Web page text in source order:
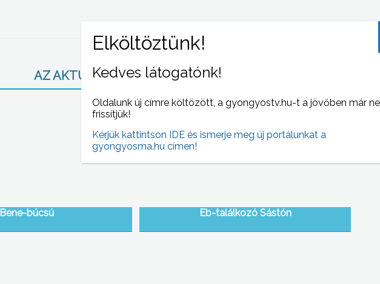
AZ AKTUÁLIS NAPI HÍREI
Bene-búcsú Eb-találkozó Sástón
Kedves látogatónk!
Oldalunk új címre költözött, a gyongyostv.hu-t a jövőben már
frissítjük!
Kérjük kattintson IDE és ismerje meg új portálunkat a
gyongyosma.hu címen!